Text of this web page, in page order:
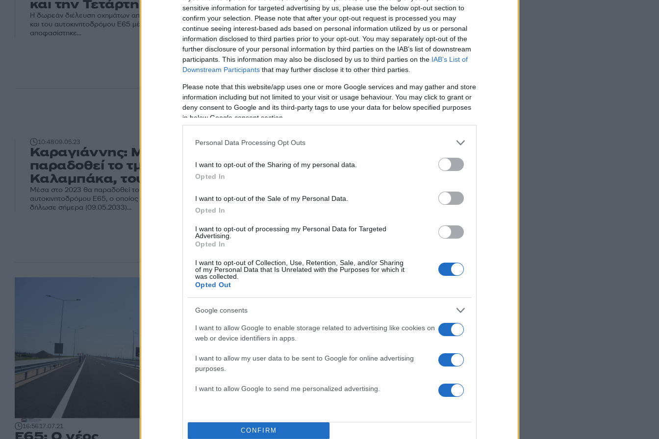
sensitive information for targeted advertising by us, please use the below opt-out section to
confirm your selection. Please note that after your opt-out request is processed you may
continue seeing interest-based ads based on personal information utilized by us or personal
information disclosed to third parties prior to your opt-out. You may separately opt-out of the
further disclosure of your personal information by third parties on the IAB’s list of downstream
participants. This information may also be disclosed by us to third parties on the IAB’s List of
Downstream Participants that may further disclose it to other third parties.
Please note that this website/app uses one or more Google services and may gather and store
information including but not limited to your visit or usage behaviour. You may click to grant or
deny consent to Google and its third-party tags to use your data for below specified purposes
in below Google consent section.
Personal Data Processing Opt Outs
I want to opt-out of the Sharing of my personal data.
Opted In
I want to opt-out of the Sale of my Personal Data.
Opted In
I want to opt-out of processing my Personal Data for Targeted
Advertising.
Opted In
I want to opt-out of Collection, Use, Retention, Sale, and/or Sharing
of my Personal Data that Is Unrelated with the Purposes for which it
was collected.
Opted Out
Google consents
I want to allow Google to enable storage related to advertising like cookies on
web or device identifiers in apps.
I want to allow my user data to be sent to Google for online advertising
purposes.
I want to allow Google to send me personalized advertising.
CONFIRM
και την Τετάρτη στις 6 π.μ.
Η δωρεάν διέλευση οχημάτων από τα διόδια κατά μήκος της Ιόνιας Οδού
και του αυτοκινητοδρόμου Ε65 μέχρι και την Τετάρτη στις 6 π.μ.
αποφασίστηκε...
10:4809.05.23
Καραγιάννης: Μέσα στο 2023 θα
παραδοθεί το τμήμα Τρίκαλα –
Καλαμπάκα, του Ε65
Μέσα στο 2023 θα παραδοθεί το τμήμα Τρίκαλα - Καλαμπάκα του
αυτοκινητοδρόμου Ε65, ο οποίος ολοκληρώνεται πλήρως το 2025
δήλωσε σήμερα (09.05.2033)...
16:5617.07.21